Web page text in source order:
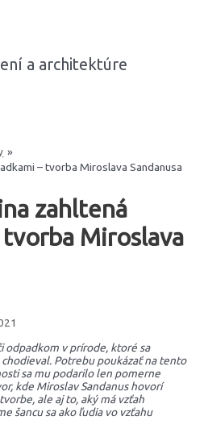
a architektúre
– tvorba Miroslava Sandanusa
zahltená
Miroslava
odpadkom v prírode, ktoré sa
Potrebu poukázať na tento
sa mu podarilo len pomerne
kde Miroslav Sandanus hovorí
ale aj to, aký má vzťah
šancu sa ako ľudia vo vzťahu